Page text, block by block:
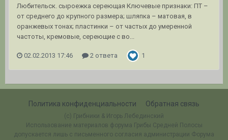
Любительск. сыроежка сереющая Ключевые признаки: ПТ –
от среднего до крупного размера; шляпка – матовая, в
оранжевых тонах; пластинки – от частых до умеренной
частоты, кремовые, сереющие с во...
02.02.2013 17:46 2 ответа 1
Политика конфиденциальности Обратная связь
(c) Грибники & Игорь Лебединский
Использование материалов форума Грибы Средней Полосы
допускается лишь с письменного согласия администрации Форума